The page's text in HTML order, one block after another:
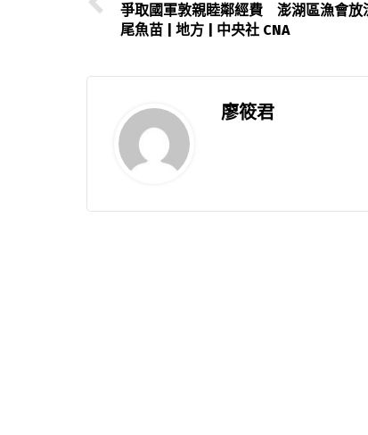
爭取國軍敦親睦鄰經費 澎湖區漁會放
尾魚苗 | 地方 | 中央社 CNA
廖筱君